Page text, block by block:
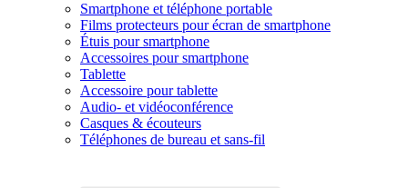
Smartphone et téléphone portable
Films protecteurs pour écran de smartphone
Étuis pour smartphone
Accessoires pour smartphone
Tablette
Accessoire pour tablette
Audio- et vidéoconférence
Casques & écouteurs
Téléphones de bureau et sans-fil